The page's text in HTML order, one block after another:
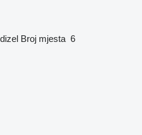
dizel Broj mjesta 6